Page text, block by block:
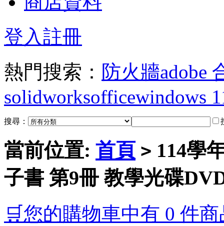
登入註冊
熱門搜索： 防火牆adobe
solidworksofficewindows
搜尋：
當前位置: 首頁 > 114學
子書 第9冊 教學光碟
🛒您的購物車中有 0 件